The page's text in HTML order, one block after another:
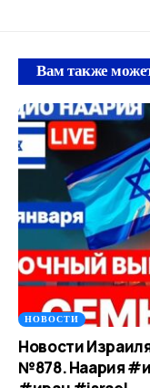
Вам также
НОВОСТИ
Новости
№878. Наария